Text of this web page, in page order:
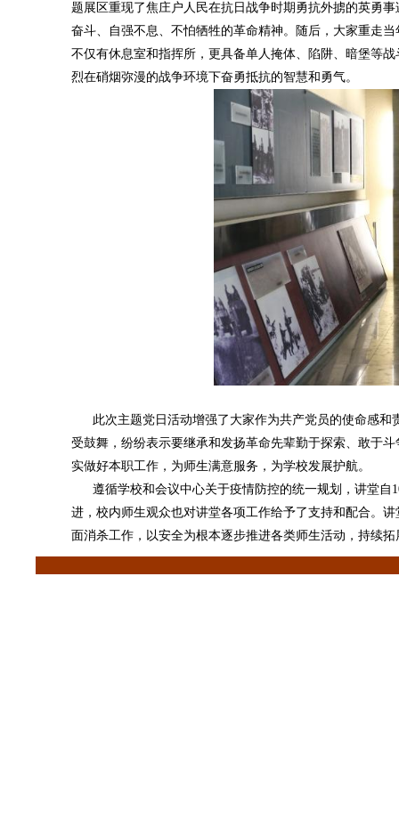
题展区重现了焦庄户人民在抗日战争时期勇抗外掳的英勇
奋斗、自强不息、不怕牺牲的革命精神。随后，大家重走
不仅有休息室和指挥所，更具备单人掩体、陷阱、暗堡等
烈在硝烟弥漫的战争环境下奋勇抵抗的智慧和勇气。
此次主题党日活动增强了大家作为共产党员的使命感和
受鼓舞，纷纷表示要继承和发扬革命先辈勤于探索、敢于
实做好本职工作，为师生满意服务，为学校发展护航。
遵循学校和会议中心关于疫情防控的统一规划，讲堂自
进，校内师生观众也对讲堂各项工作给予了支持和配合。
面消杀工作，以安全为根本逐步推进各类师生活动，持续